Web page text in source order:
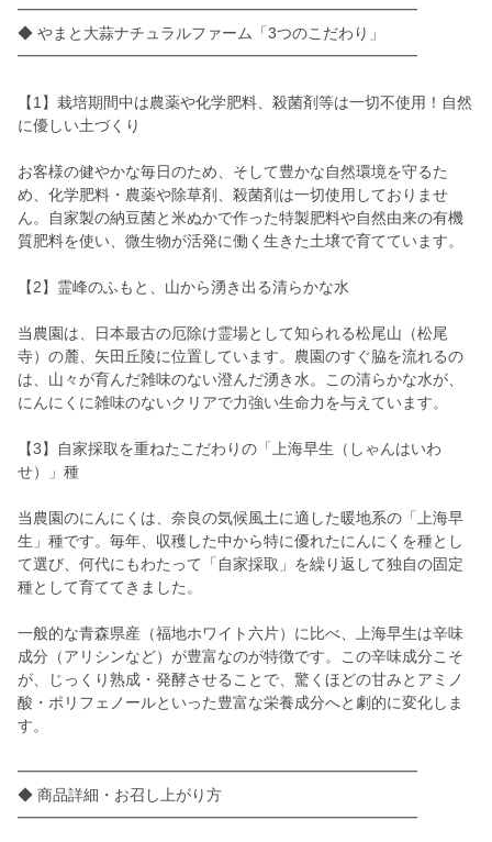
━━━━━━━━━━━━━━━━━━━━━━━━━━
◆ やまと大蒜ナチュラルファーム「3つのこだわり」
━━━━━━━━━━━━━━━━━━━━━━━━━━
【1】栽培期間中は農薬や化学肥料、殺菌剤等は一切不使用！自然
に優しい土づくり
お客様の健やかな毎日のため、そして豊かな自然環境を守るた
め、化学肥料・農薬や除草剤、殺菌剤は一切使用しておりませ
ん。自家製の納豆菌と米ぬかで作った特製肥料や自然由来の有機
質肥料を使い、微生物が活発に働く生きた土壌で育てています。
【2】霊峰のふもと、山から湧き出る清らかな水
当農園は、日本最古の厄除け霊場として知られる松尾山（松尾
寺）の麓、矢田丘陵に位置しています。農園のすぐ脇を流れるの
は、山々が育んだ雑味のない澄んだ湧き水。この清らかな水が、
にんにくに雑味のないクリアで力強い生命力を与えています。
【3】自家採取を重ねたこだわりの「上海早生（しゃんはいわ
せ）」種
当農園のにんにくは、奈良の気候風土に適した暖地系の「上海早
生」種です。毎年、収穫した中から特に優れたにんにくを種とし
て選び、何代にもわたって「自家採取」を繰り返して独自の固定
種として育ててきました。
一般的な青森県産（福地ホワイト六片）に比べ、上海早生は辛味
成分（アリシンなど）が豊富なのが特徴です。この辛味成分こそ
が、じっくり熟成・発酵させることで、驚くほどの甘みとアミノ
酸・ポリフェノールといった豊富な栄養成分へと劇的に変化しま
す。
━━━━━━━━━━━━━━━━━━━━━━━━━━
◆ 商品詳細・お召し上がり方
━━━━━━━━━━━━━━━━━━━━━━━━━━